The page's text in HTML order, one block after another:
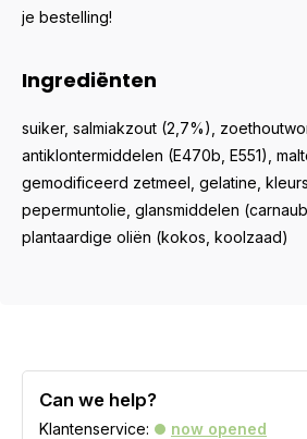
je bestelling!
Ingrediënten
suiker, salmiakzout (2,7%),
antiklontermiddelen (E470b, E551),
gemodificeerd zetmeel, gelatine,
pepermuntolie, glansmiddelen
plantaardige oliën (kokos, koolzaad)
Can we help?
Klantenservice: now opened